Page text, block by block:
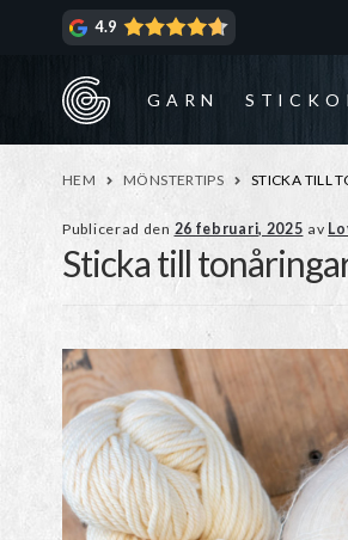
4.9
GARN
HEM MÖNSTERTIPS STICKA TILL
Publicerad den 26 februari, 2025 av
Sticka till